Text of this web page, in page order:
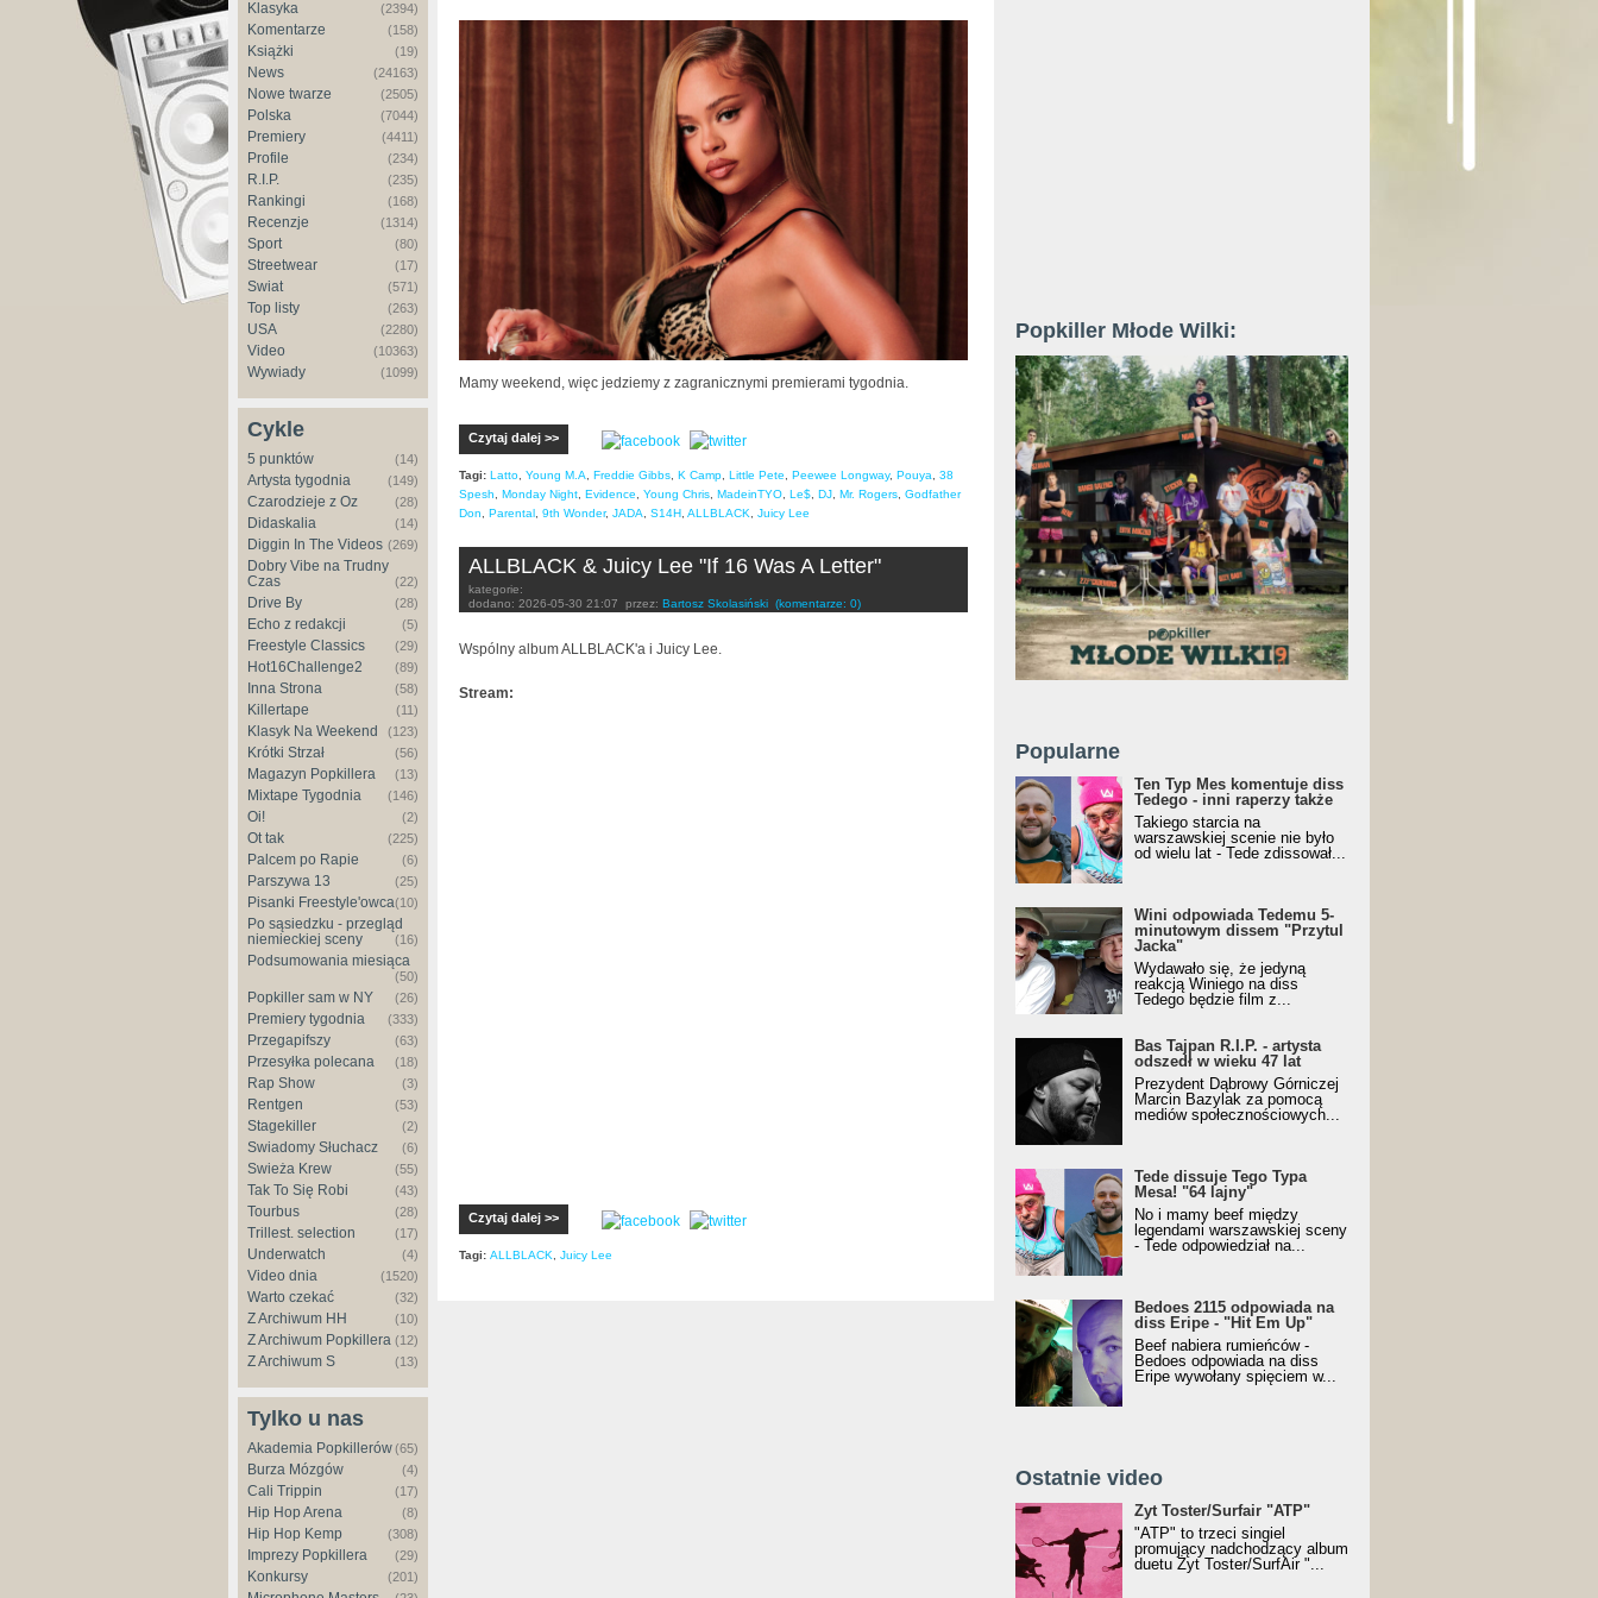
Klasyka (2394)
Komentarze (158)
Książki (19)
News (24163)
Nowe twarze (2505)
Polska (7044)
Premiery (4411)
Profile (234)
R.I.P. (235)
Rankingi (168)
Recenzje (1314)
Sport (80)
Streetwear (17)
Świat (571)
Top listy (263)
USA (2280)
Video (10363)
Wywiady (1099)
Cykle
5 punktów (14)
Artysta tygodnia (149)
Czarodzieje z Oz (28)
Didaskalia (14)
Diggin In The Videos (269)
Dobry Vibe na Trudny
Czas
(22)
Drive By (28)
Echo z redakcji (5)
Freestyle Classics (29)
Hot16Challenge2 (89)
Inna Strona (58)
Killertape (11)
Klasyk Na Weekend (123)
Krótki Strzał (56)
Magazyn Popkillera (13)
Mixtape Tygodnia (146)
Oi! (2)
Ot tak (225)
Palcem po Rapie (6)
Parszywa 13 (25)
Pisanki Freestyle'owca(10)
Po sąsiedzku - przegląd
niemieckiej sceny
(16)
Podsumowania miesiąca
(50)
Popkiller sam w NY (26)
Premiery tygodnia (333)
Przegapifszy (63)
Przesyłka polecana (18)
Rap Show (3)
Rentgen (53)
Stagekiller (2)
Świadomy Słuchacz (6)
Świeża Krew (55)
Tak To Się Robi (43)
Tourbus (28)
Trillest. selection (17)
Underwatch (4)
Video dnia (1520)
Warto czekać (32)
Z Archiwum HH (10)
Z Archiwum Popkillera (12)
Z Archiwum S (13)
Tylko u nas
Akademia Popkillerów(65)
Burza Mózgów (4)
Cali Trippin (17)
Hip Hop Arena (8)
Hip Hop Kemp (308)
Imprezy Popkillera (29)
Konkursy (201)
Mamy weekend, więc jedziemy z zagranicznymi premierami tygodnia.
Czytaj dalej >>
Tagi: Latto, Young M.A, Freddie Gibbs, K Camp, Little Pete, Peewee Longway, Pouya, 38
Spesh, Monday Night, Evidence, Young Chris, MadeinTYO, Le$, DJ, Mr. Rogers, Godfather
Don, Parental , 9th Wonder, JADA, S14H, ALLBLACK, Juicy Lee
ALLBLACK & Juicy Lee "If 16 Was A Letter"
kategorie:
dodano: 2026-05-30 21:07 przez: Bartosz Skolasiński (komentarze: 0)
Wspólny album ALLBLACK'a i Juicy Lee.
Stream:
Czytaj dalej >>
Tagi: ALLBLACK, Juicy Lee
Popkiller Młode Wilki:
Popularne
Ten Typ Mes komentuje diss
Tedego - inni raperzy także
Takiego starcia na
warszawskiej scenie nie było
od wielu lat - Tede zdissował...
Wini odpowiada Tedemu 5-
minutowym dissem "Przytul
Jacka"
Wydawało się, że jedyną
reakcją Winiego na diss
Tedego będzie film z...
Bas Tajpan R.I.P. - artysta
odszedł w wieku 47 lat
Prezydent Dąbrowy Górniczej
Marcin Bazylak za pomocą
mediów społecznościowych...
Tede dissuje Tego Typa
Mesa! "64 lajny"
No i mamy beef między
legendami warszawskiej sceny
- Tede odpowiedział na...
Bedoes 2115 odpowiada na
diss Eripe - "Hit Em Up"
Beef nabiera rumieńców -
Bedoes odpowiada na diss
Eripe wywołany spięciem w...
Ostatnie video
Żyt Toster/SurfAir - ATP VIDEO
Żyt Toster/Surfair "ATP"
"ATP" to trzeci singiel
promujący nadchodzący album
duetu Żyt Toster/SurfAir "...